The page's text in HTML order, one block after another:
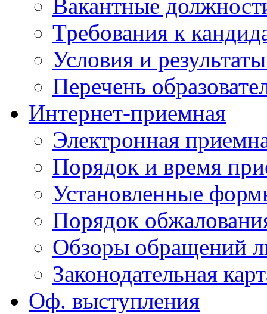
Вакантные
Требования к
Условия и
Перечень
Интернет-приемная
Электронная
Порядок и время
Установленные
Порядок
Обзоры обращений
Законодательная
Оф. выступления